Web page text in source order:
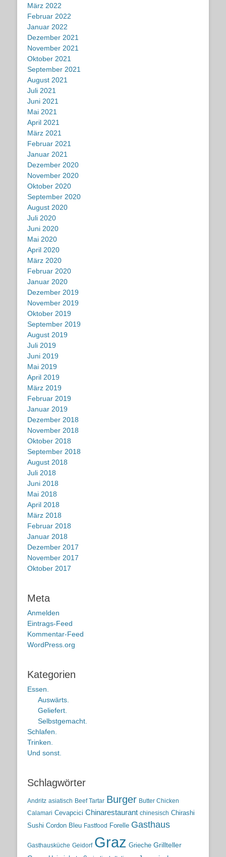
März 2022
Februar 2022
Januar 2022
Dezember 2021
November 2021
Oktober 2021
September 2021
August 2021
Juli 2021
Juni 2021
Mai 2021
April 2021
März 2021
Februar 2021
Januar 2021
Dezember 2020
November 2020
Oktober 2020
September 2020
August 2020
Juli 2020
Juni 2020
Mai 2020
April 2020
März 2020
Februar 2020
Januar 2020
Dezember 2019
November 2019
Oktober 2019
September 2019
August 2019
Juli 2019
Juni 2019
Mai 2019
April 2019
März 2019
Februar 2019
Januar 2019
Dezember 2018
November 2018
Oktober 2018
September 2018
August 2018
Juli 2018
Juni 2018
Mai 2018
April 2018
März 2018
Februar 2018
Januar 2018
Dezember 2017
November 2017
Oktober 2017
Meta
Anmelden
Eintrags-Feed
Kommentar-Feed
WordPress.org
Kategorien
Essen.
Auswärts.
Geliefert.
Selbstgemacht.
Schlafen.
Trinken.
Und sonst.
Schlagwörter
Andritz asiatisch Beef Tartar Burger Butter Chicken
Calamari Cevapcici Chinarestaurant chinesisch Chirashi
Sushi Cordon Bleu Fastfood Forelle Gasthaus
Gasthausküche Geidorf Graz Grieche Grillteller